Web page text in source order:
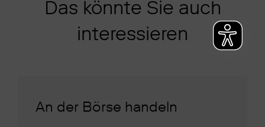
Das könnte Sie auch
interessieren
An der Börse handeln